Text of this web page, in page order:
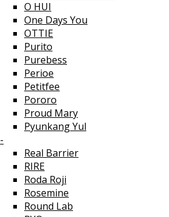
O HUI
One Days You
OTTIE
Purito
Purebess
Perioe
Petitfee
Pororo
Proud Mary
Pyunkang Yul
-
Real Barrier
RIRE
Roda Roji
Rosemine
Round Lab